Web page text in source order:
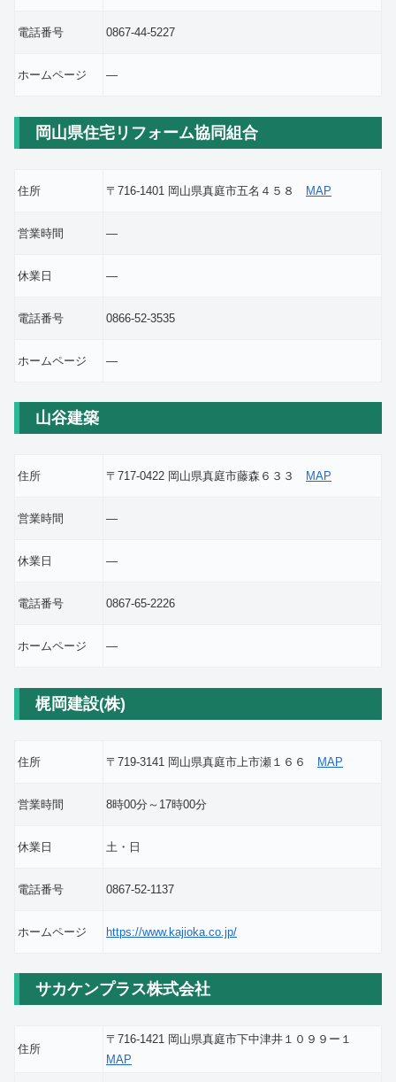
電話番号 0867-44-5227
ホームページ ―
岡山県住宅リフォーム協同組合
住所 〒716-1401 岡山県真庭市五名４５８ MAP
営業時間 ―
休業日 ―
電話番号 0866-52-3535
ホームページ ―
山谷建築
住所 〒717-0422 岡山県真庭市藤森６３３ MAP
営業時間 ―
休業日 ―
電話番号 0867-65-2226
ホームページ ―
梶岡建設(株)
住所 〒719-3141 岡山県真庭市上市瀬１６６ MAP
営業時間 8時00分～17時00分
休業日 土・日
電話番号 0867-52-1137
ホームページ https://www.kajioka.co.jp/
サカケンプラス株式会社
住所
〒716-1421 岡山県真庭市下中津井１０９９ー１
MAP